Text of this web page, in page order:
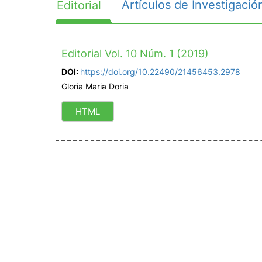
Editorial Artículos de
Editorial Vol. 10 Núm. 1 (2019)
DOI: https://doi.org/10.22490/21456453.2978
Gloria Maria Doria
HTML